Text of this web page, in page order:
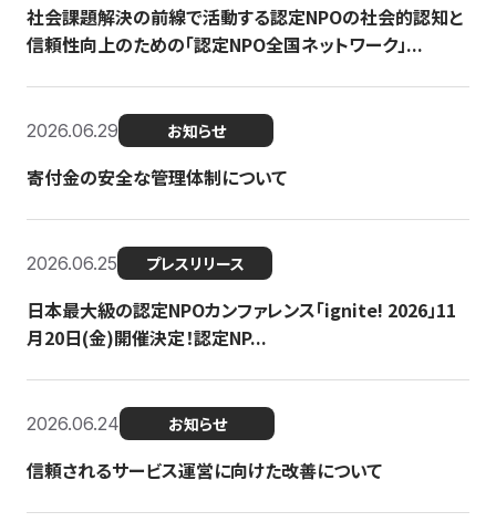
社会課題解決の前線で活動する認定NPOの社会的認知と
信頼性向上のための「認定NPO全国ネットワーク」...
2026.06.29 お知らせ
寄付金の安全な管理体制について
2026.06.25 プレスリリース
日本最大級の認定NPOカンファレンス「ignite! 2026」11
月20日(金)開催決定！認定NP...
2026.06.24 お知らせ
信頼されるサービス運営に向けた改善について